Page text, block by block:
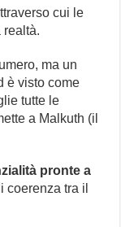
cui le
realtà.
ma un
è visto come
tutte le
a Malkuth (il
pronte a
coerenza tra il